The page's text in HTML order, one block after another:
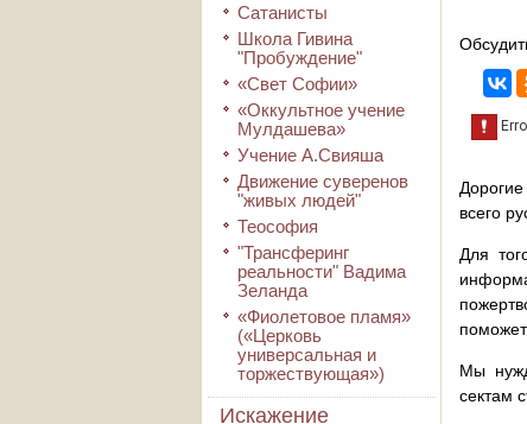
Сатанисты
Школа Гивина
"Пробуждение"
«Свет Софии»
«Оккультное учение
Мулдашева»
Учение А.Свияша
Движение суверенов
"живых людей"
Теософия
"Трансферинг
реальности" Вадима
Зеланда
«Фиолетовое пламя»
(«Церковь
универсальная и
торжествующая»)
Искажение
всего
Для
Мы
сектам